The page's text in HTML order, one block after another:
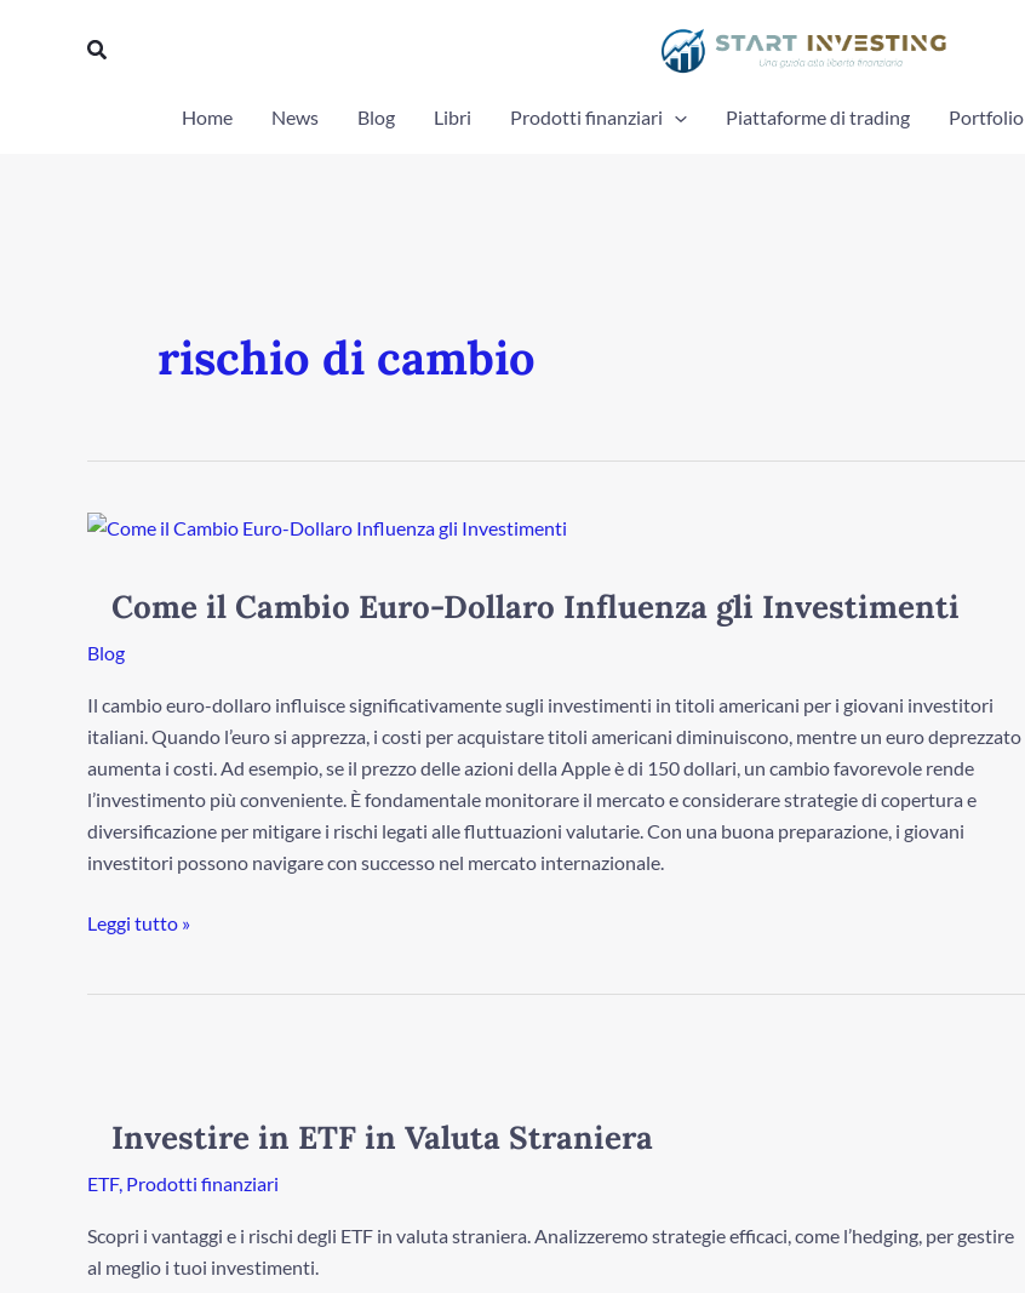
Cerca
Home News Blog Libri Prodotti finanziari Piattaforme di trading Portfolio
rischio di cambio
Come il Cambio Euro-Dollaro Influenza gli Investimenti
Blog
Il cambio euro-dollaro influisce significativamente sugli investimenti in titoli americani per i giovani investitori
italiani. Quando l’euro si apprezza, i costi per acquistare titoli americani diminuiscono, mentre un euro deprezzato
aumenta i costi. Ad esempio, se il prezzo delle azioni della Apple è di 150 dollari, un cambio favorevole rende
l’investimento più conveniente. È fondamentale monitorare il mercato e considerare strategie di copertura e
diversificazione per mitigare i rischi legati alle fluttuazioni valutarie. Con una buona preparazione, i giovani
investitori possono navigare con successo nel mercato internazionale.
Come
Euro-
Dollaro
gli
Investimenti
Leggi tutto »
Investire in ETF in Valuta Straniera
ETF, Prodotti finanziari
Scopri i vantaggi e i rischi degli ETF in valuta straniera. Analizzeremo strategie efficaci, come l’hedging, per gestire
al meglio i tuoi investimenti.
ETF
Valuta